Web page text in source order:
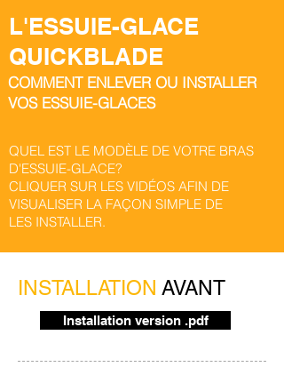
L'ESSUIE-GLACE
QUICKBLADE
COMMENT ENLEVER OU INSTALLER
VOS ESSUIE-GLACES
QUEL EST LE MODÈLE DE VOTRE BRAS
D'ESSUIE-GLACE?
CLIQUER SUR LES VIDÉOS AFIN DE
VISUALISER LA FAÇON SIMPLE DE
LES INSTALLER.
INSTALLATION AVANT
Installation version .pdf